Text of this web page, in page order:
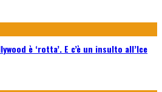
è ‘rotta’. E c’è un insulto all’Ice